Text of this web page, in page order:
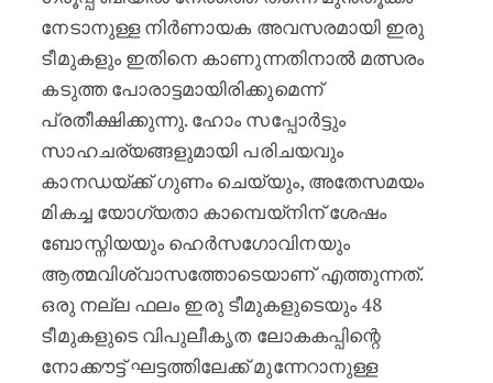
നേടാനുള്ള നിർണായക അവസരമായി ഇരു
ടീമുകളും ഇതിനെ കാണുന്നതിനാൽ മത്സരം
കടുത്ത പോരാട്ടമായിരിക്കുമെന്ന്
പ്രതീക്ഷിക്കുന്നു. ഹോം സപ്പോർട്ടും
സാഹചര്യങ്ങളുമായി പരിചയവും
കാനഡയ്ക്ക് ഗുണം ചെയ്യും, അതേസമയം
മികച്ച യോഗ്യതാ കാമ്പെയ്‌നിന് ശേഷം
ബോസ്നിയയും ഹെർസഗോവിനയും
ആത്മവിശ്വാസത്തോടെയാണ് എത്തുന്നത്.
ഒരു നല്ല ഫലം ഇരു ടീമുകളുടെയും 48
ടീമുകളുടെ വിപുലീകൃത ലോകകപ്പിന്റെ
നോക്കൗട്ട് ഘട്ടത്തിലേക്ക് മുന്നേറാനുള്ള